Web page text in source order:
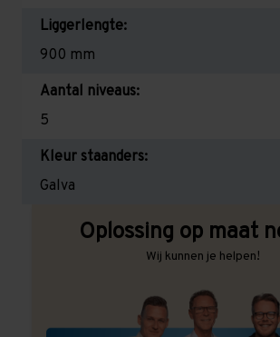
Liggerlengte:
900 mm
Aantal niveaus:
5
Kleur staanders:
Galva
Oplossing op maat
Wij kunnen je helpen!